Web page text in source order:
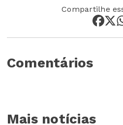
Compartilhe
Comentários
Mais notícias